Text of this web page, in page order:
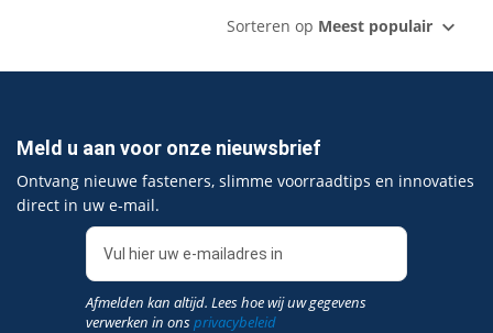
Sorteren op Meest populair
Meld u aan voor onze nieuwsbrief
Ontvang nieuwe fasteners, slimme voorraadtips en innovaties
direct in uw e‑mail.
Afmelden kan altijd. Lees hoe wij uw gegevens
verwerken in onsprivacybeleid